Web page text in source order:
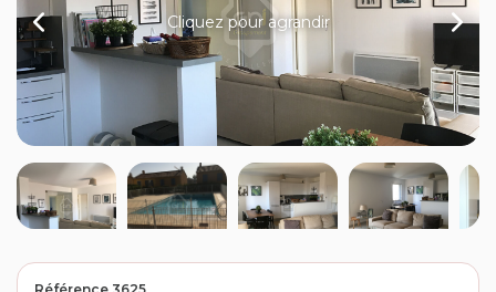
L'agence
Contact
Extranet
Estimation
Avis clients
Cliquez pour agrandir